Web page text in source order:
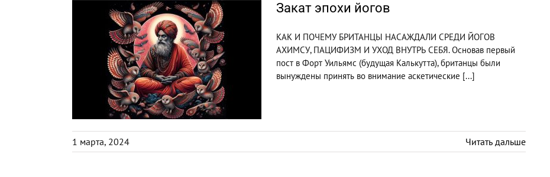
Закат эпохи йогов
КАК И ПОЧЕМУ БРИТАНЦЫ НАСАЖДАЛИ СРЕДИ ЙОГОВ
АХИМСУ, ПАЦИФИЗМ И УХОД ВНУТРЬ СЕБЯ. Основав первый
пост в Форт Уильямс (будущая Калькутта), британцы были
вынуждены принять во внимание аскетические [...]
1 марта, 2024 Читать дальше